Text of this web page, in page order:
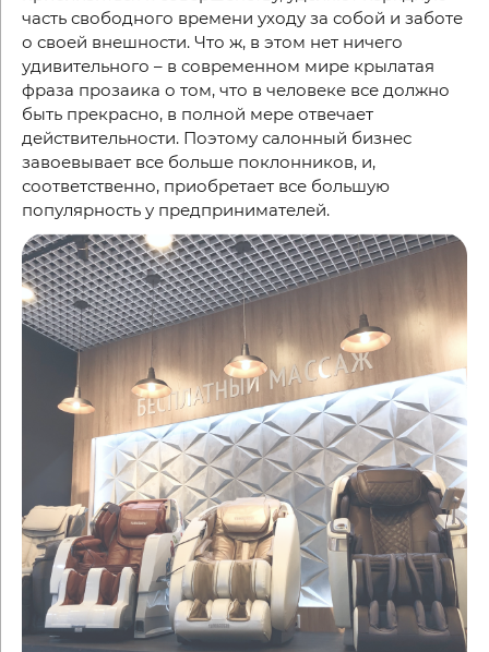
часть свободного времени уходу за собой и заботе
о своей внешности. Что ж, в этом нет ничего
удивительного – в современном мире крылатая
фраза прозаика о том, что в человеке все должно
быть прекрасно, в полной мере отвечает
действительности. Поэтому салонный бизнес
завоевывает все больше поклонников, и,
соответственно, приобретает все большую
популярность у предпринимателей.